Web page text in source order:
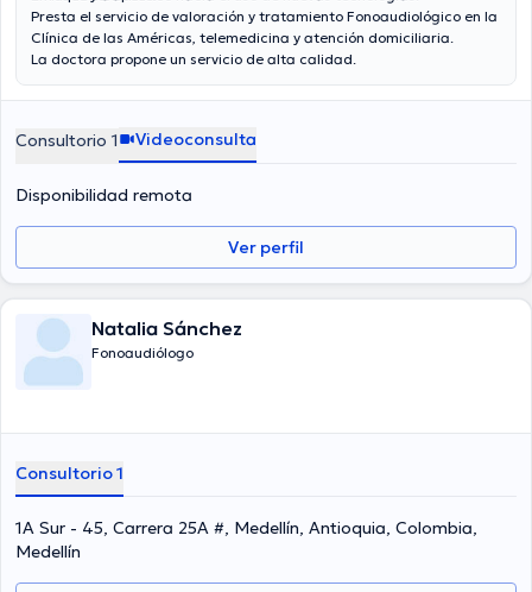
Presta el servicio de valoración y tratamiento Fonoaudiológico en la
Clínica de las Américas, telemedicina y atención domiciliaria.
La doctora propone un servicio de alta calidad.
Consultorio 1 Videoconsulta
Disponibilidad remota
Ver perfil
Natalia Sánchez
Fonoaudiólogo
Consultorio 1
1A Sur - 45, Carrera 25A #, Medellín, Antioquia, Colombia,
Medellín